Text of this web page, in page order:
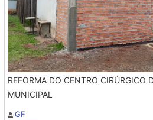
REFORMA DO CENTRO CIRÚRGICO
MUNICIPAL
GF